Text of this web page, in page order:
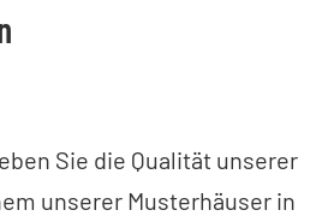
Sie die Qualität unserer
unserer Musterhäuser in